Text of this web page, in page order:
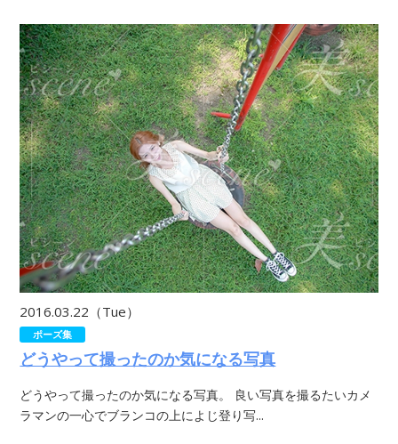
2016.03.22（Tue）
ポーズ集
どうやって撮ったのか気になる写真
どうやって撮ったのか気になる写真。 良い写真を撮るたいカメ
ラマンの一心でブランコの上によじ登り写...